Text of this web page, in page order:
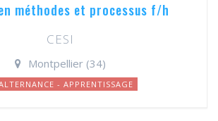
méthodes et processus f/h
CESI
Montpellier (34)
- APPRENTISSAGE